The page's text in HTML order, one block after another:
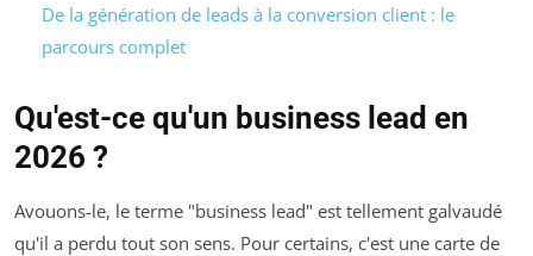
De la génération de leads à la conversion client : le
parcours complet
Qu'est-ce qu'un business lead en
2026 ?
Avouons-le, le terme "business lead" est tellement galvaudé
qu'il a perdu tout son sens. Pour certains, c'est une carte de